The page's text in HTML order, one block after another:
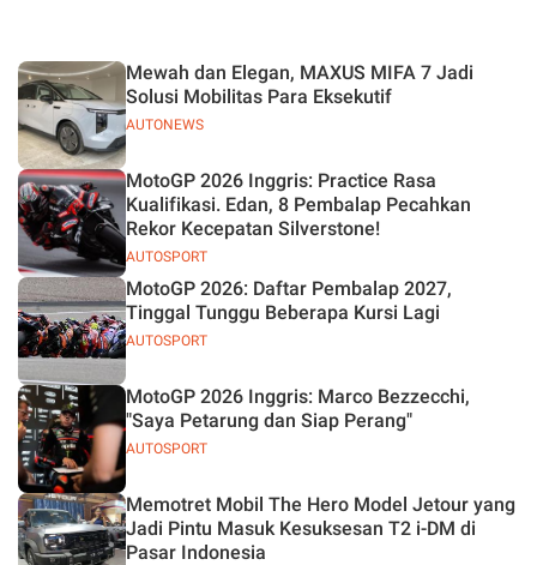
AUTONEWS
Mewah dan Elegan, MAXUS MIFA 7 Jadi
Solusi Mobilitas Para Eksekutif
AUTOSPORT
MotoGP 2026 Inggris: Practice Rasa
Kualifikasi. Edan, 8 Pembalap Pecahkan
Rekor Kecepatan Silverstone!
AUTOSPORT
MotoGP 2026: Daftar Pembalap 2027,
Tinggal Tunggu Beberapa Kursi Lagi
AUTOSPORT
MotoGP 2026 Inggris: Marco Bezzecchi,
"Saya Petarung dan Siap Perang"
Memotret Mobil The Hero Model Jetour yang
Jadi Pintu Masuk Kesuksesan T2 i-DM di
Pasar Indonesia